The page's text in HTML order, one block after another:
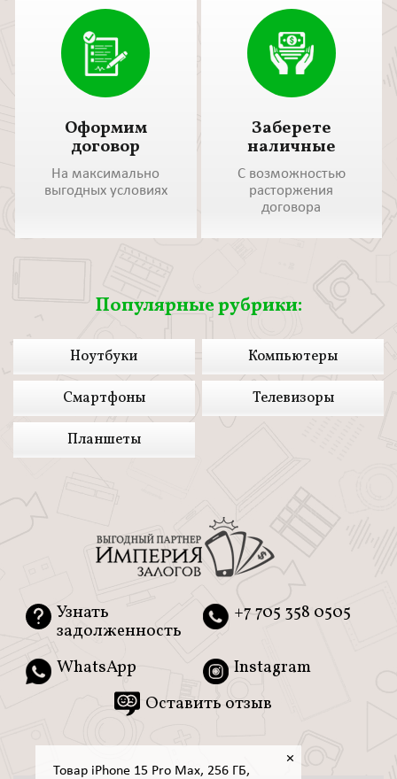
×
Товар iPhone 15 Pro Max, 256 ГБ,
Оформим
договор
На максимально
выгодных условиях
Заберете
наличные
С возможностью
расторжения
договора
Популярные рубрики:
Ноутбуки Компьютеры
Смартфоны Телевизоры
Планшеты
Узнать
задолженность
+7 705 358 0505
WhatsApp
Instagram
Оставить отзыв